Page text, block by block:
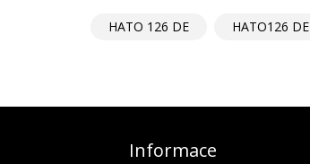
HATO 126 DE HATO126 DE
Informace